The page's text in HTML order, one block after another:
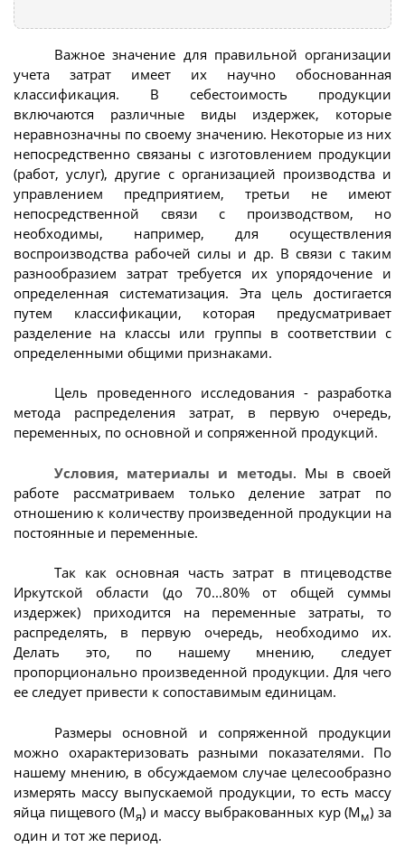
Важное значение для правильной организации
учета затрат имеет их научно обоснованная
классификация. В себестоимость продукции
включаются различные виды издержек, которые
неравнозначны по своему значению. Некоторые из них
непосредственно связаны с изготовлением продукции
(работ, услуг), другие с организацией производства и
управлением предприятием, третьи не имеют
непосредственной связи с производством, но
необходимы, например, для осуществления
воспроизводства рабочей силы и др. В связи с таким
разнообразием затрат требуется их упорядочение и
определенная систематизация. Эта цель достигается
путем классификации, которая предусматривает
разделение на классы или группы в соответствии с
определенными общими признаками.
Цель проведенного исследования - разработка
метода распределения затрат, в первую очередь,
переменных, по основной и сопряженной продукций.
Условия, материалы и методы. Мы в своей
работе рассматриваем только деление затрат по
отношению к количеству произведенной продукции на
постоянные и переменные.
Так как основная часть затрат в птицеводстве
Иркутской области (до 70...80% от общей суммы
издержек) приходится на переменные затраты, то
распределять, в первую очередь, необходимо их.
Делать это, по нашему мнению, следует
пропорционально произведенной продукции. Для чего
ее следует привести к сопоставимым единицам.
Размеры основной и сопряженной продукции
можно охарактеризовать разными показателями. По
нашему мнению, в обсуждаемом случае целесообразно
измерять массу выпускаемой продукции, то есть массу
яйца пищевого (Мя) и массу выбракованных кур (Мм) за
один и тот же период.